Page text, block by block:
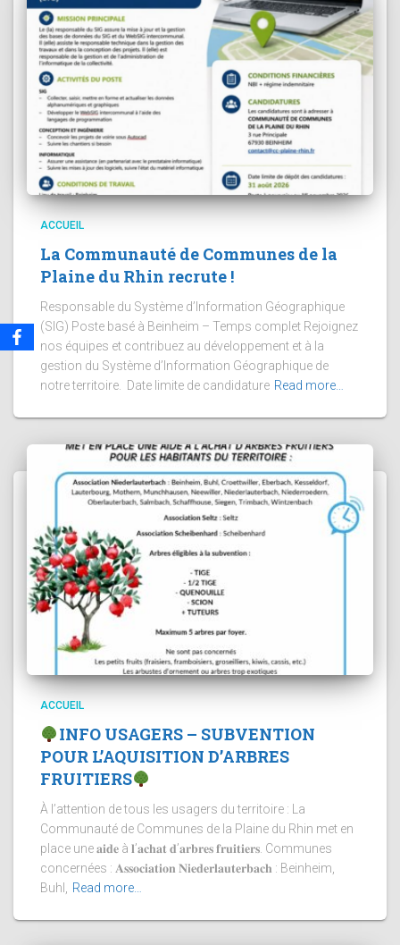
ACCUEIL
La Communauté de Communes de la
Plaine du Rhin recrute !
Responsable du Système d’Information Géographique
(SIG) Poste basé à Beinheim – Temps complet Rejoignez
nos équipes et contribuez au développement et à la
gestion du Système d’Information Géographique de
notre territoire. Date limite de candidature Read more…
ACCUEIL
INFO USAGERS – SUBVENTION
POUR L’AQUISITION D’ARBRES
FRUITIERS
À l’attention de tous les usagers du territoire : La
Communauté de Communes de la Plaine du Rhin met en
place une 𝐚𝐢𝐝𝐞 à 𝐥’𝐚𝐜𝐡𝐚𝐭 𝐝’𝐚𝐫𝐛𝐫𝐞𝐬 𝐟𝐫𝐮𝐢𝐭𝐢𝐞𝐫𝐬. Communes
concernées : 𝐀𝐬𝐬𝐨𝐜𝐢𝐚𝐭𝐢𝐨𝐧 𝐍𝐢𝐞𝐝𝐞𝐫𝐥𝐚𝐮𝐭𝐞𝐫𝐛𝐚𝐜𝐡 : Beinheim,
Buhl, Read more…